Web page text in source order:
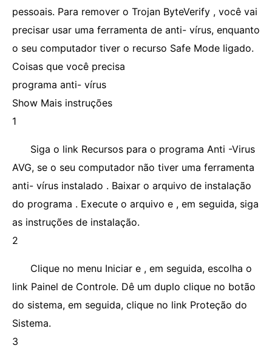
pessoais. Para remover o Trojan ByteVerify , você vai
precisar usar uma ferramenta de anti- vírus, enquanto
o seu computador tiver o recurso Safe Mode ligado.
Coisas que você precisa
programa anti- vírus
Show Mais instruções
1
Siga o link Recursos para o programa Anti -Virus
AVG, se o seu computador não tiver uma ferramenta
anti- vírus instalado . Baixar o arquivo de instalação
do programa . Execute o arquivo e , em seguida, siga
as instruções de instalação.
2
Clique no menu Iniciar e , em seguida, escolha o
link Painel de Controle. Dê um duplo clique no botão
do sistema, em seguida, clique no link Proteção do
Sistema.
3